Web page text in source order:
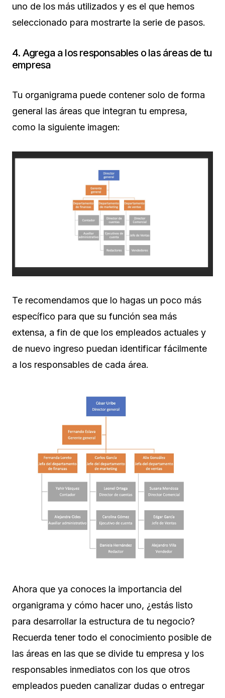
uno de los más utilizados y es el que hemos
seleccionado para mostrarte la serie de pasos.
4. Agrega a los responsables o las áreas de tu
empresa
Tu organigrama puede contener solo de forma
general las áreas que integran tu empresa,
como la siguiente imagen:
Te recomendamos que lo hagas un poco más
específico para que su función sea más
extensa, a fin de que los empleados actuales y
de nuevo ingreso puedan identificar fácilmente
a los responsables de cada área.
Ahora que ya conoces la importancia del
organigrama y cómo hacer uno, ¿estás listo
para desarrollar la estructura de tu negocio?
Recuerda tener todo el conocimiento posible de
las áreas en las que se divide tu empresa y los
responsables inmediatos con los que otros
empleados pueden canalizar dudas o entregar